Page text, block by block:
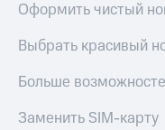
Оформить чистый
Выбрать красивый
Больше
Заменить SIM-карту